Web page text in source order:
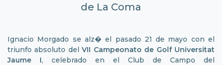
de La Coma
Ignacio Morgado se alz� el pasado 21 de mayo con el
triunfo absoluto delVII Campeonato de Golf Universitat
Jaume I, celebrado en el Club de Campo del